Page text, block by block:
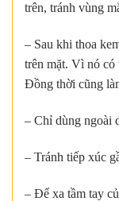
trên, tránh vùng
– Sau khi thoa
trên mặt. Vì nó có
Đồng thời cũng
– Chỉ dùng ngoài
– Tránh tiếp xúc
– Để xa tầm tay